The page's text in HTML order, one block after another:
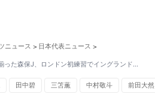
ニュース > 日本代表ニュース >
った森保J、ロンドン初練習でイングランド…
田中碧 三笘薫 中村敬斗 前田大然